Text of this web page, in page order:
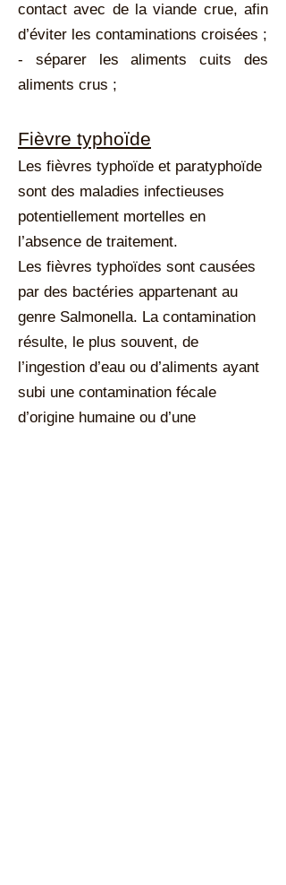
contact avec de la viande crue, afin
d’éviter les contaminations croisées ;
- séparer les aliments cuits des
aliments crus ;
Fièvre typhoïde
Les fièvres typhoïde et paratyphoïde
sont des maladies infectieuses
potentiellement mortelles en
l’absence de traitement.
Les fièvres typhoïdes sont causées
par des bactéries appartenant au
genre Salmonella. La contamination
résulte, le plus souvent, de
l’ingestion d’eau ou d’aliments ayant
subi une contamination fécale
d’origine humaine ou d’une